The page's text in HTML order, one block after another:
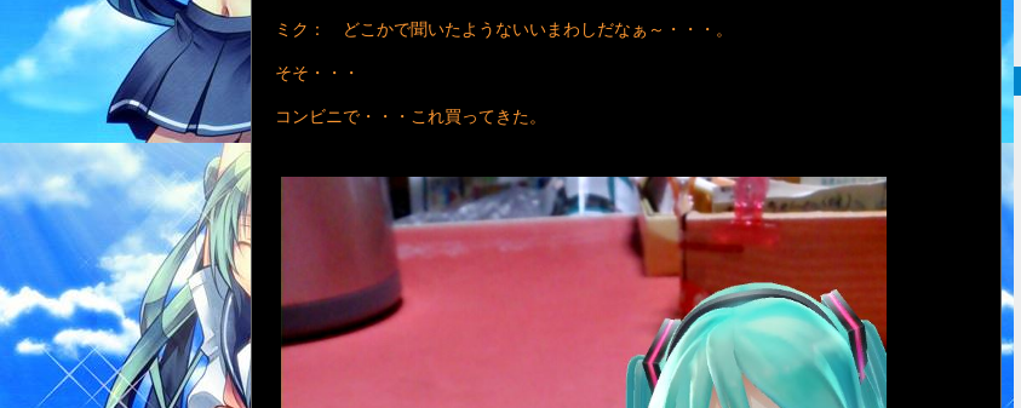
ミク： どこかで聞いたようないいまわしだなぁ～・・・。
そそ・・・
コンビニで・・・これ買ってきた。